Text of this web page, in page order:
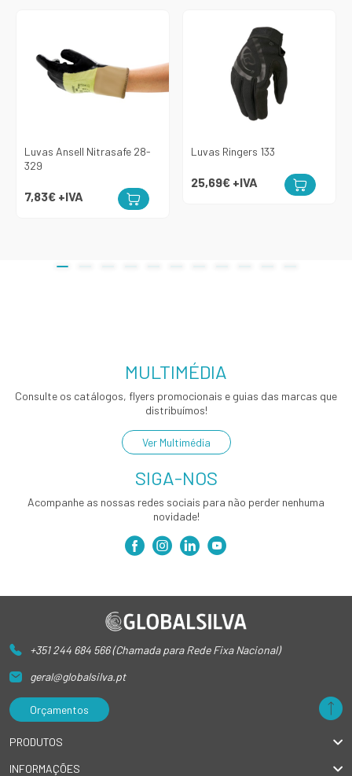
Luvas Ansell Nitrasafe 28-
329
7,83€ +IVA
Luvas Ringers 133
25,69€ +IVA
MULTIMÉDIA
Consulte os catálogos, flyers promocionais e guias das marcas que
distribuímos!
Ver Multimédia
SIGA-NOS
Acompanhe as nossas redes sociais para não perder nenhuma
novidade!
+351 244 684 566 (Chamada para Rede Fixa Nacional)
geral@globalsilva.pt
Orçamentos
PRODUTOS
INFORMAÇÕES